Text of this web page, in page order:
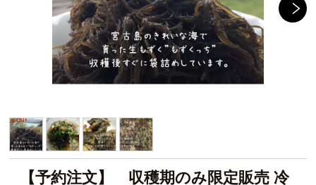
【予約注文】 収穫期のみ限定販売 冷